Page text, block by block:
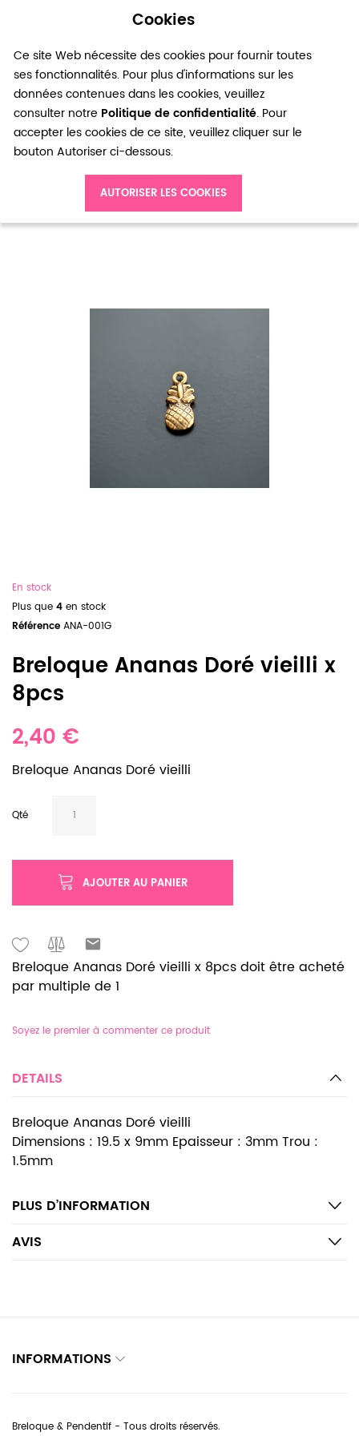
Cookies
Ce site Web nécessite des cookies pour fournir toutes
ses fonctionnalités. Pour plus d'informations sur les
données contenues dans les cookies, veuillez
consulter notre Politique de confidentialité. Pour
accepter les cookies de ce site, veuillez cliquer sur le
bouton Autoriser ci-dessous.
AUTORISER LES COOKIES
0
Breloque Ananas Doré vieilli x 8pcs
En stock
Plus que 4 en stock
Référence ANA-001G
Breloque Ananas Doré vieilli x
8pcs
2,40 €
Breloque Ananas Doré vieilli
Qté
AJOUTER AU PANIER
Breloque Ananas Doré vieilli x 8pcs doit être acheté
par multiple de 1
Soyez le premier à commenter ce produit
DETAILS
Breloque Ananas Doré vieilli
Dimensions : 19.5 x 9mm Epaisseur : 3mm Trou :
1.5mm
PLUS D’INFORMATION
AVIS
INFORMATIONS
Breloque & Pendentif - Tous droits réservés.